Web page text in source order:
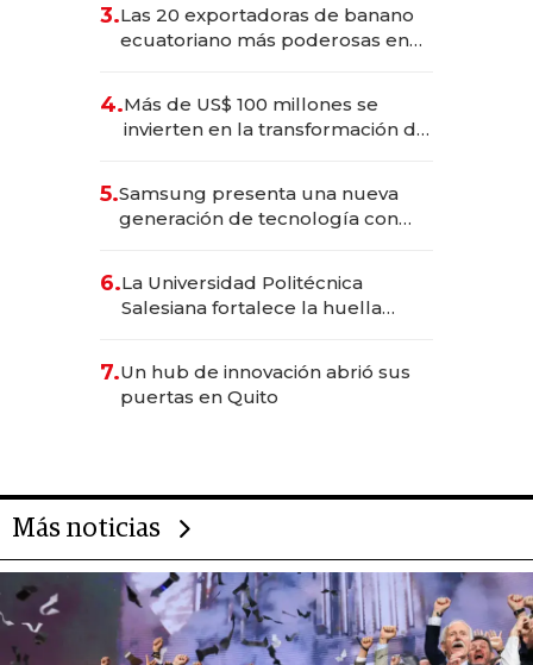
3.Las 20 exportadoras de banano
ecuatoriano más poderosas en
4.Más de US$ 100 millones se
invierten en la transformación de
5.Samsung presenta una nueva
generación de tecnología con
6.La Universidad Politécnica
Salesiana fortalece la huella
7.Un hub de innovación abrió sus
puertas en Quito
Más noticias